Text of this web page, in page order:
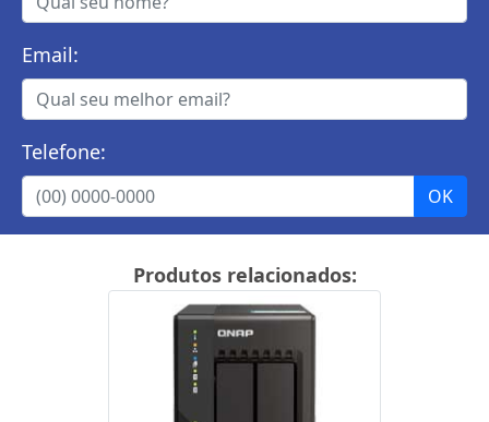
Email:
Telefone:
Produtos relacionados: